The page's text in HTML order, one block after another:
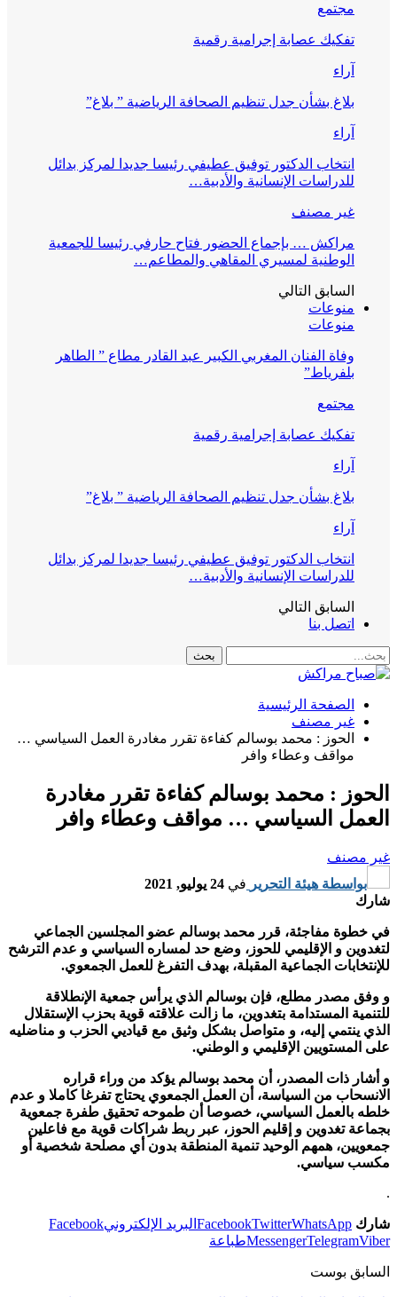
مجتمع
تفكيك عصابة إجرامية رقمية
آراء
بلاغ بشأن جدل تنظيم الصحافة الرياضية ” بلاغ”
آراء
انتخاب الدكتور توفيق عطيفي رئيسا جديدا لمركز بدائل
للدراسات الإنسانية والأدبية…
غير مصنف
مراكش … بإجماع الحضور فتاح حارفي رئيسا للجمعية
الوطنية لمسيري المقاهي والمطاعم…
السابق التالي
منوعات
منوعات
وفاة الفنان المغربي الكبير عبد القادر مطاع ” الطاهر
بلفرياط”
مجتمع
تفكيك عصابة إجرامية رقمية
آراء
بلاغ بشأن جدل تنظيم الصحافة الرياضية ” بلاغ”
آراء
انتخاب الدكتور توفيق عطيفي رئيسا جديدا لمركز بدائل
للدراسات الإنسانية والأدبية…
السابق التالي
اتصل بنا
الصفحة الرئيسية
غير مصنف
الحوز : محمد بوسالم كفاءة تقرر مغادرة العمل السياسي …
مواقف وعطاء وافر
الحوز : محمد بوسالم كفاءة تقرر مغادرة
العمل السياسي … مواقف وعطاء وافر
غير مصنف
بواسطة هيئة التحرير في 24 يوليو, 2021
شارك
في خطوة مفاجئة، قرر محمد بوسالم عضو المجلسين الجماعي
لتغدوين و الإقليمي للحوز، وضع حد لمساره السياسي و عدم الترشح
للإنتخابات الجماعية المقبلة، بهدف التفرغ للعمل الجمعوي.
و وفق مصدر مطلع، فإن بوسالم الذي يرأس جمعية الإنطلاقة
للتنمية المستدامة بتغدوين، ما زالت علاقته قوية بحزب الإستقلال
الذي ينتمي إليه، و متواصل بشكل وثيق مع قياديي الحزب و مناضليه
على المستويين الإقليمي و الوطني.
و أشار ذات المصدر، أن محمد بوسالم يؤكد من وراء قراره
الانسحاب من السياسة، أن العمل الجمعوي يحتاج تفرغا كاملا و عدم
خلطه بالعمل السياسي، خصوصا أن طموحه تحقيق طفرة جمعوية
بجماعة تغدوين و إقليم الحوز، عبر ربط شراكات قوية مع فاعلين
جمعويين، همهم الوحيد تنمية المنطقة بدون أي مصلحة شخصية أو
مكسب سياسي.
.
شارك FacebookTwitterWhatsApp البريد الإلكترونيFacebook
MessengerTelegramViber طباعة
السابق بوست